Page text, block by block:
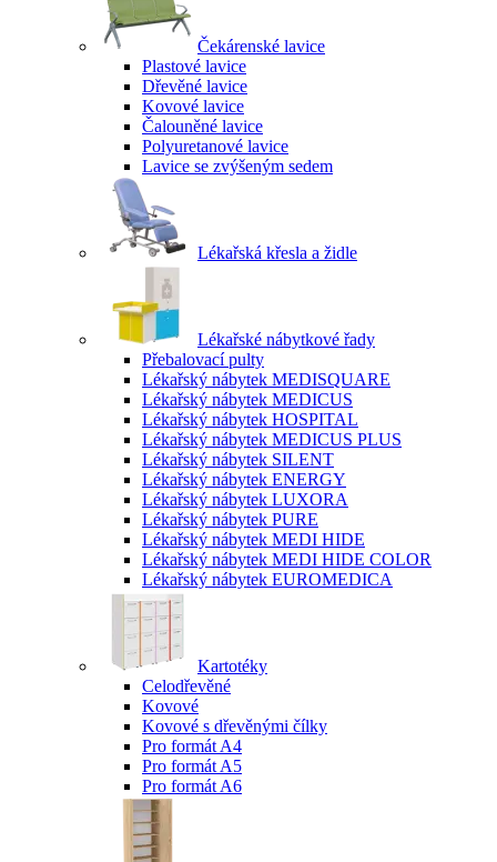
Čekárenské lavice
Plastové lavice
Dřevěné lavice
Kovové lavice
Čalouněné lavice
Polyuretanové lavice
Lavice se zvýšeným sedem
Lékařská křesla a židle
Lékařské nábytkové řady
Přebalovací pulty
Lékařský nábytek MEDISQUARE
Lékařský nábytek MEDICUS
Lékařský nábytek HOSPITAL
Lékařský nábytek MEDICUS PLUS
Lékařský nábytek SILENT
Lékařský nábytek ENERGY
Lékařský nábytek LUXORA
Lékařský nábytek PURE
Lékařský nábytek MEDI HIDE
Lékařský nábytek MEDI HIDE COLOR
Lékařský nábytek EUROMEDICA
Kartotéky
Celodřevěné
Kovové
Kovové s dřevěnými čílky
Pro formát A4
Pro formát A5
Pro formát A6